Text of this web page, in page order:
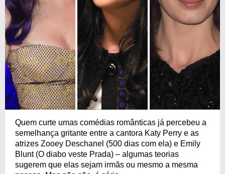
Quem curte umas comédias românticas já percebeu a
semelhança gritante entre a cantora Katy Perry e as
atrizes Zooey Deschanel (500 dias com ela) e Emily
Blunt (O diabo veste Prada) – algumas teorias
sugerem que elas sejam irmãs ou mesmo a mesma